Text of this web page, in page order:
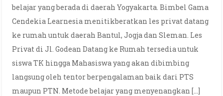
belajar yang berada di daerah Yogyakarta. Bimbel Gama
Cendekia Learnesia menitikberatkan les privat datang
ke rumah untuk daerah Bantul, Jogja dan Sleman. Les
Privat di Jl. Godean Datang ke Rumah tersedia untuk
siswa TK hingga Mahasiswa yang akan dibimbing
langsung oleh tentor berpengalaman baik dari PTS
maupun PTN. Metode belajar yang menyenangkan […]